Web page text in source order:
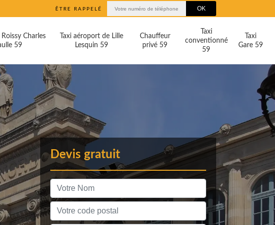
ÊTRE RAPPELÉ
Roissy Charles
59
Taxi aéroport de Lille
Lesquin 59
Chauffeur
privé 59
Taxi
conventionné
59
Taxi
Gare 59
Devis gratuit